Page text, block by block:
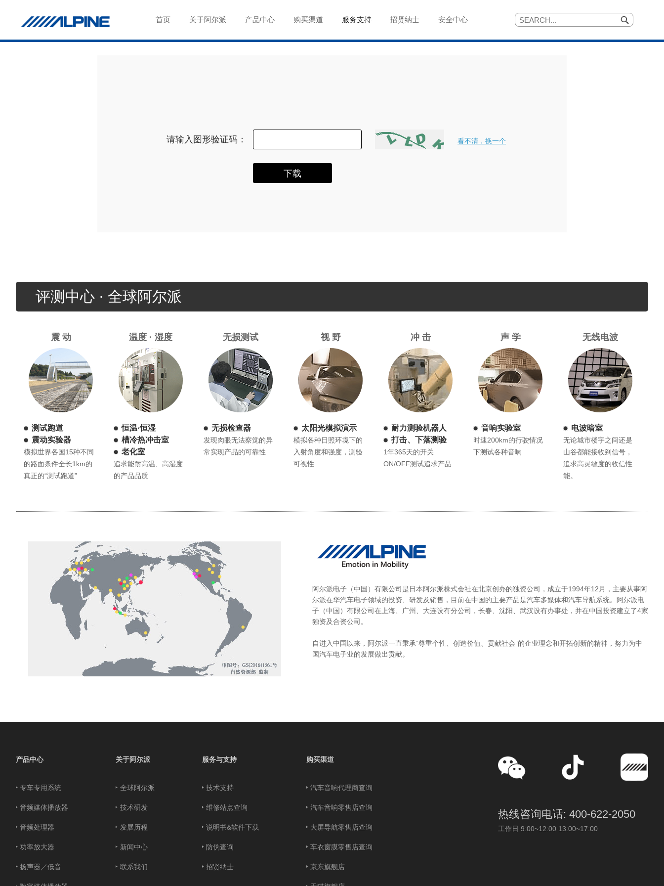
首页 关于阿尔派 产品中心 购买渠道 服务支持 招贤纳士 安全中心
请输入图形验证码： 看不清，换一个
下载
评测中心 · 全球阿尔派
震 动
测试跑道
震动实验器
模拟世界各国15种不同
的路面条件全长1km的
真正的“测试跑道”
温度 · 湿度
恒温·恒湿
槽冷热冲击室
老化室
追求能耐高温、高湿度
的产品品质
无损测试
无损检查器
发现肉眼无法察觉的异
常实现产品的可靠性
视 野
太阳光模拟演示
模拟各种日照环境下的
入射角度和强度，测验
可视性
冲 击
耐力测验机器人
打击、下落测验
1年365天的开关
ON/OFF测试追求产品
声 学
音响实验室
时速200km的行驶情况
下测试各种音响
无线电波
电波暗室
无论城市楼宇之间还是
山谷都能接收到信号，
追求高灵敏度的收信性
能。
阿尔派电子（中国）有限公司是日本阿尔派株式会社在北京创办的独资公司，成立于1994年12月，主要从事阿
尔派在华汽车电子领域的投资、研发及销售，目前在中国的主要产品是汽车多媒体和汽车导航系统。阿尔派电
子（中国）有限公司在上海、广州、大连设有分公司，长春、沈阳、武汉设有办事处，并在中国投资建立了4家
独资及合资公司。
自进入中国以来，阿尔派一直秉承“尊重个性、创造价值、贡献社会”的企业理念和开拓创新的精神，努力为中
国汽车电子业的发展做出贡献。
产品中心
专车专用系统
音频媒体播放器
音频处理器
功率放大器
扬声器／低音
关于阿尔派
全球阿尔派
技术研发
发展历程
新闻中心
联系我们
服务与支持
技术支持
维修站点查询
说明书&软件下载
防伪查询
招贤纳士
购买渠道
汽车音响代理商查询
汽车音响零售店查询
大屏导航零售店查询
车衣窗膜零售店查询
京东旗舰店
热线咨询电话: 400-622-2050
工作日 9:00~12:00 13:00~17:00